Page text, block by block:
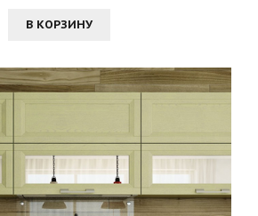
В КОРЗИНУ